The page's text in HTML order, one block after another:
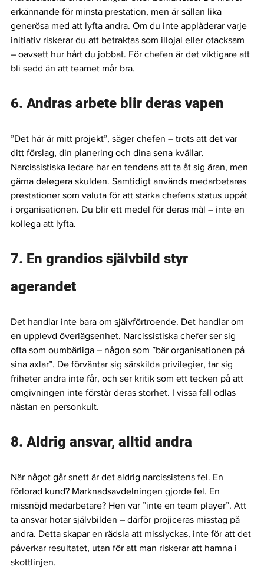
erkännande för minsta prestation, men är sällan lika
generösa med att lyfta andra. Om du inte applåderar varje
initiativ riskerar du att betraktas som illojal eller otacksam
– oavsett hur hårt du jobbat. För chefen är det viktigare att
bli sedd än att teamet mår bra.
6. Andras arbete blir deras vapen
”Det här är mitt projekt”, säger chefen – trots att det var
ditt förslag, din planering och dina sena kvällar.
Narcissistiska ledare har en tendens att ta åt sig äran, men
gärna delegera skulden. Samtidigt används medarbetares
prestationer som valuta för att stärka chefens status uppåt
i organisationen. Du blir ett medel för deras mål – inte en
kollega att lyfta.
7. En grandios självbild styr
agerandet
Det handlar inte bara om självförtroende. Det handlar om
en upplevd överlägsenhet. Narcissistiska chefer ser sig
ofta som oumbärliga – någon som ”bär organisationen på
sina axlar”. De förväntar sig särskilda privilegier, tar sig
friheter andra inte får, och ser kritik som ett tecken på att
omgivningen inte förstår deras storhet. I vissa fall odlas
nästan en personkult.
8. Aldrig ansvar, alltid andra
När något går snett är det aldrig narcissistens fel. En
förlorad kund? Marknadsavdelningen gjorde fel. En
missnöjd medarbetare? Hen var ”inte en team player”. Att
ta ansvar hotar självbilden – därför projiceras misstag på
andra. Detta skapar en rädsla att misslyckas, inte för att det
påverkar resultatet, utan för att man riskerar att hamna i
skottlinjen.